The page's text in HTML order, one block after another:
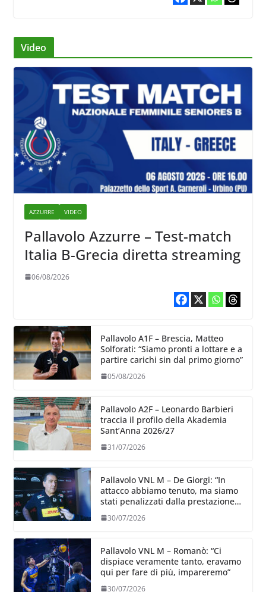
Video
AZZURRE VIDEO
Pallavolo Azzurre – Test-match
Italia B-Grecia diretta streaming
06/08/2026
Pallavolo A1F – Brescia, Matteo
Solforati: “Siamo pronti a lottare e a
partire carichi sin dal primo giorno”
05/08/2026
Pallavolo A2F – Leonardo Barbieri
traccia il profilo della Akademia
Sant’Anna 2026/27
31/07/2026
Pallavolo VNL M – De Giorgi: “In
attacco abbiamo tenuto, ma siamo
stati penalizzati dalla prestazione
30/07/2026
Pallavolo VNL M – Romanò: “Ci
dispiace veramente tanto, eravamo
qui per fare di più, impareremo”
30/07/2026